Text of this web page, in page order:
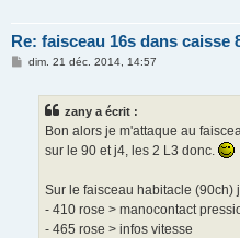
Re: faisceau 16s dans caisse
Mdim. 21 déc. 2014, 14:57
zany a écrit :
Bon alors je m'attaque au
sur le 90 et j4, les 2 L3 donc.
Sur le faisceau habitacle (90ch)
- 410 rose > manocontact
- 465 rose > infos vitesse